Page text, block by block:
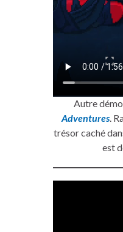
Autre
Adventures.
trésor caché
est